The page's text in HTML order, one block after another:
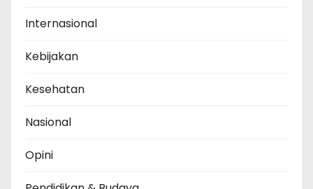
Internasional
Kebijakan
Kesehatan
Nasional
Opini